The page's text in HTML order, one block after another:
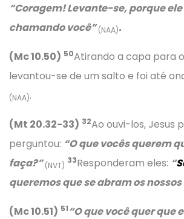
“Coragem! Levante-se, porque
chamando você”(NAA).
(Mc 10.50) 50Atirando a capa para
levantou-se de um salto e foi até
(NAA).
(Mt 20.32-33) 32Ao ouvi-los, Jesus
perguntou: “O que vocês querem
faça?”(NVT)
33Responderam eles: “
queremos que se abram os
(Mc 10.51) 51“O que você quer que